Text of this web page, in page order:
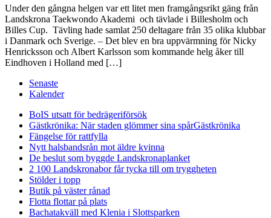
Under den gångna helgen var ett litet men framgångsrikt gäng från
Landskrona Taekwondo Akademi och tävlade i Billesholm och
Billes Cup. Tävling hade samlat 250 deltagare från 35 olika klubbar
i Danmark och Sverige. – Det blev en bra uppvärmning för Nicky
Henricksson och Albert Karlsson som kommande helg åker till
Eindhoven i Holland med […]
Senaste
Kalender
BoIS utsatt för bedrägeriförsök
Gästkrönika: När staden glömmer sina spårGästkrönika
Fängelse för rattfylla
Nytt halsbandsrån mot äldre kvinna
De beslut som byggde Landskronaplanket
2 100 Landskronabor får tycka till om tryggheten
Stölder i topp
Butik på väster rånad
Flotta flottar på plats
Bachatakväll med Klenia i Slottsparken